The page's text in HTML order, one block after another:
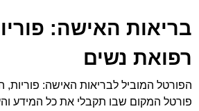
בריאות האישה:
רפואת נשים
הפורטל המוביל לבריאות האישה: פוריות,
פורטל המקום שבו תקבלי את כל המידע